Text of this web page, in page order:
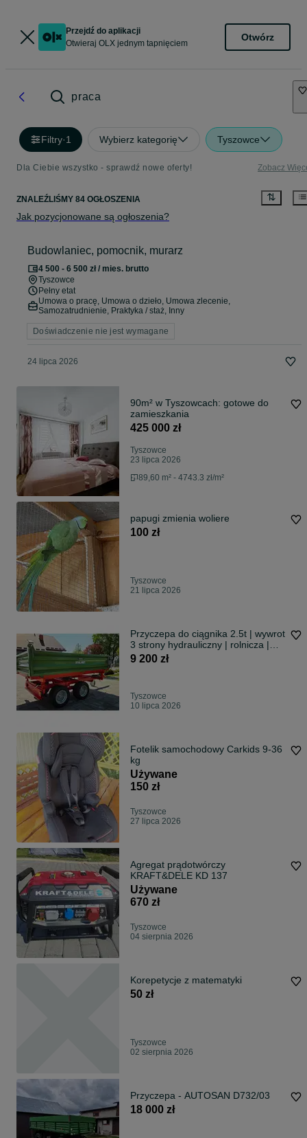
Przejdź do aplikacji
Otwieraj OLX jednym tapnięciem
Otwórz
praca
Filtry·1 Wybierz kategorię Tyszowce
Dla Ciebie wszystko - sprawdź nowe oferty! Zobacz
ZNALEŹLIŚMY 84 OGŁOSZENIA
Jak pozycjonowane są ogłoszenia?
Budowlaniec, pomocnik, murarz
4 500 - 6 500 zł / mies. brutto
Tyszowce
Pełny etat
Umowa o pracę, Umowa o dzieło, Umowa zlecenie,
Samozatrudnienie, Praktyka / staż, Inny
Doświadczenie nie jest wymagane
24 lipca 2026
90m² w Tyszowcach: gotowe do
zamieszkania
425 000 zł
Tyszowce
23 lipca 2026
89,60 m² - 4743.3 zł/m²
papugi zmienia woliere
100 zł
Tyszowce
21 lipca 2026
Przyczepa do ciągnika 2.5t | wywrot
3 strony hydrauliczny | rolnicza |
POLSKA dostawa cały Kraj
9 200 zł
Tyszowce
10 lipca 2026
Fotelik samochodowy Carkids 9-36
kg
Używane
150 zł
Tyszowce
27 lipca 2026
Agregat prądotwórczy
KRAFT&DELE KD 137
Używane
670 zł
Tyszowce
04 sierpnia 2026
Korepetycje z matematyki
50 zł
Tyszowce
02 sierpnia 2026
Przyczepa - AUTOSAN D732/03
18 000 zł